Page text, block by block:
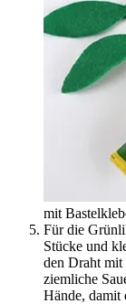
mit
Für die
Stücke und
den Draht mit
ziemliche
Hände, damit